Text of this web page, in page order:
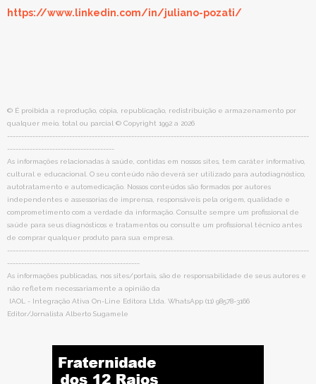
https://www.linkedin.com/in/juliano-pozati/
© É proibida a reprodução, cópia, republicação, redistribuição e armazenamento por
qualquer meio, total ou parcial © Copyright 1992 a 2026
-----------------------------------------------------------------------------------------------------------
--------------------------------------
As informações relacionadas à saúde, contidas em nossos sites, tem caráter informativo,
cultural e educacional. O seu conteúdo não deverá ser utilizado para autodiagnóstico,
autotratamento e automedicação. Nossos conteúdos são formados por autores
independentes e assessorias de imprensa, responsáveis pela origem, qualidade e
comprometimento com a verdade da informação. Consulte sempre um profissional de
saúde para seus diagnósticos e tratamentos ou consulte um profissional técnico antes
de comprar qualquer produto para sua empresa.
-----------------------------------------------------------------------------------------------------------
-----------------------------------------------
As informações publicadas, nos sites/portais, são de responsabilidade de seus autores e
não refletem necessariamente a opinião da
IAOL - Integração Ativa On-Line Editora Ltda. WhatsApp (11) 98578-3166
Editor/Jornalista Alberto Sugamele